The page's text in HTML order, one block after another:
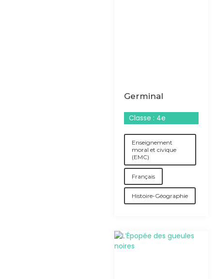
Germinal
Classe : 4e
Enseignement
moral et civique
(EMC)
Français
Histoire-Géographie